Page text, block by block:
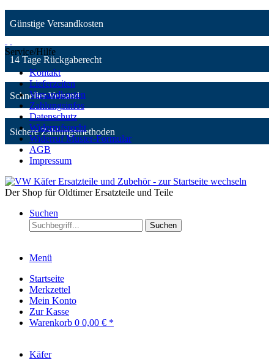
Günstige Versandkosten
14 Tage Rückgaberecht
Schneller Versand
Sichere Zahlungsmethoden
Service/Hilfe
Kontakt
Lieferzeiten
Versandkosten
Zahlungsinfos
Datenschutz
Widerrufsrecht
Widerruf Muster-Formular
AGB
Impressum
Der Shop für Oldtimer Ersatzteile und Teile
Suchen
Suchen
Menü
Startseite
Merkzettel
Mein Konto
Zur Kasse
Warenkorb 0 0,00 € *
Käfer